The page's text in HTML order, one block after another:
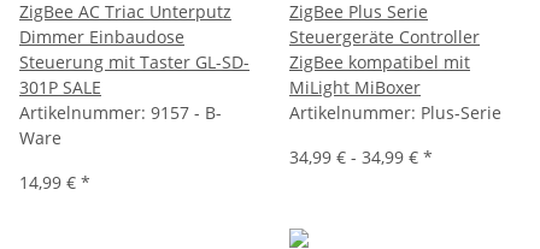
ZigBee AC Triac Unterputz
Dimmer Einbaudose
Steuerung mit Taster GL-SD-
301P SALE
Artikelnummer: 9157 - B-
Ware
14,99 € *
ZigBee Plus Serie
Steuergeräte Controller
ZigBee kompatibel mit
MiLight MiBoxer
Artikelnummer: Plus-Serie
34,99 € - 34,99 € *